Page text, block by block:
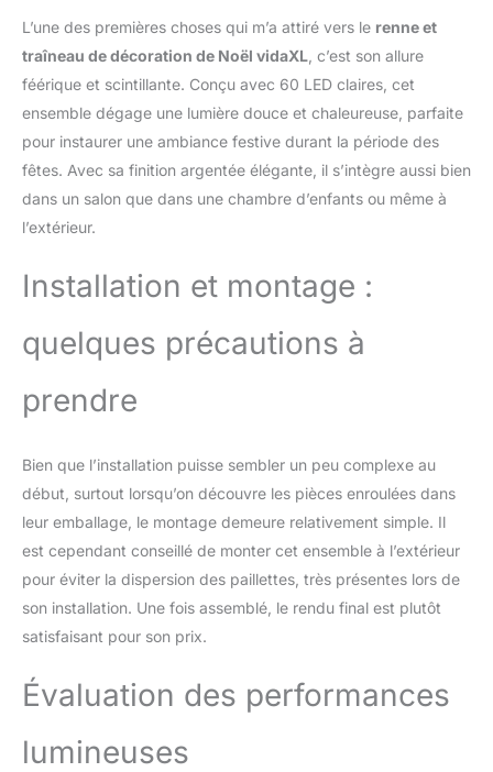
effets, l'éclairage lent, le
vague, la poursuite/le
ruissellement de l'eau, le
séquentiel, l'allumage
permanent et le fondu lent, il
crée une ambiance de
vacances magique
L’une des premières choses qui m’a attiré vers le renne et
traîneau de décoration de Noël vidaXL , c’est son allure
féérique et scintillante. Conçu avec 60 LED claires, cet
ensemble dégage une lumière douce et chaleureuse, parfaite
pour instaurer une ambiance festive durant la période des
fêtes. Avec sa finition argentée élégante, il s’intègre aussi bien
dans un salon que dans une chambre d’enfants ou même à
l’extérieur.
Installation et montage :
quelques précautions à
prendre
Bien que l’installation puisse sembler un peu complexe au
début, surtout lorsqu’on découvre les pièces enroulées dans
leur emballage, le montage demeure relativement simple. Il
est cependant conseillé de monter cet ensemble à l’extérieur
pour éviter la dispersion des paillettes, très présentes lors de
son installation. Une fois assemblé, le rendu final est plutôt
satisfaisant pour son prix.
Évaluation des performances
lumineuses